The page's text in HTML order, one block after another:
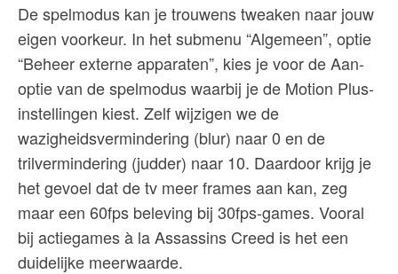
De spelmodus kan je trouwens tweaken naar jouw
eigen voorkeur. In het submenu “Algemeen”, optie
“Beheer externe apparaten”, kies je voor de Aan-
optie van de spelmodus waarbij je de Motion Plus-
instellingen kiest. Zelf wijzigen we de
wazigheidsvermindering (blur) naar 0 en de
trilvermindering (judder) naar 10. Daardoor krijg je
het gevoel dat de tv meer frames aan kan, zeg
maar een 60fps beleving bij 30fps-games. Vooral
bij actiegames à la Assassins Creed is het een
duidelijke meerwaarde.